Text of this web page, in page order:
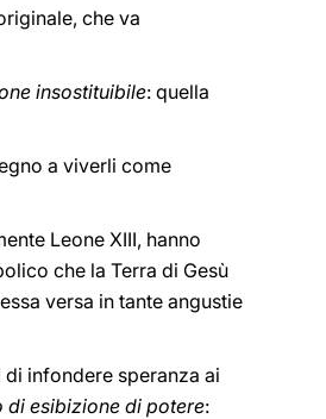
che va
insostituibile: quella
a viverli come
Leone XIII, hanno
che la Terra di Gesù
versa in tante angustie
infondere speranza ai
di esibizione di potere: